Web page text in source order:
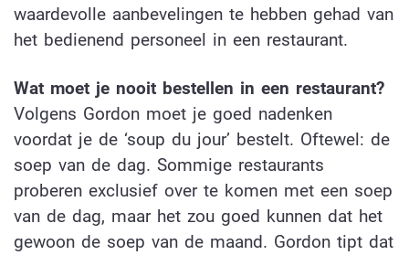
waardevolle aanbevelingen te hebben gehad van
het bedienend personeel in een restaurant.
Wat moet je nooit bestellen in een restaurant?
Volgens Gordon moet je goed nadenken
voordat je de ‘soup du jour’ bestelt. Oftewel: de
soep van de dag. Sommige restaurants
proberen exclusief over te komen met een soep
van de dag, maar het zou goed kunnen dat het
gewoon de soep van de maand. Gordon tipt dat